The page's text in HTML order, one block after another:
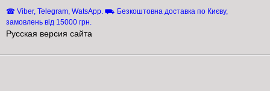
дизайн, зручність модульної системи та надійність конструкції,
а також надає можливість обрати колір і тканину серед понад
1000 варіантів каталогу. Така покупка гарантує комфорт і
☎ Viber, Telegram, WatsApp. ⛟ Безкоштовна доставка по Києву,
замовлень від 15000 грн.
Русская версия сайта